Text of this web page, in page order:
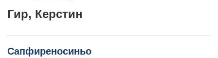
Гир, Керстин
Сапфиреносиньо